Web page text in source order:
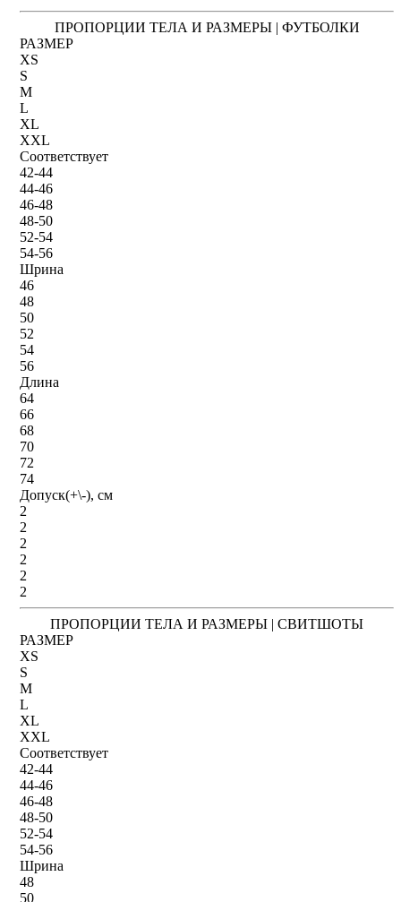
ПРОПОРЦИИ ТЕЛА И РАЗМЕРЫ | ФУТБОЛКИ
РАЗМЕР
XS
S
M
L
XL
XXL
Соответствует
42-44
44-46
46-48
48-50
52-54
54-56
Шрина
46
48
50
52
54
56
Длина
64
66
68
70
72
74
Допуск(+\-), см
2
2
2
2
2
2
ПРОПОРЦИИ ТЕЛА И РАЗМЕРЫ | СВИТШОТЫ
РАЗМЕР
XS
S
M
L
XL
XXL
Соответствует
42-44
44-46
46-48
48-50
52-54
54-56
Шрина
48
50